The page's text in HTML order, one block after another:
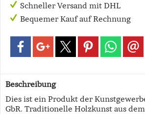
Schneller Versand mit DHL
Bequemer Kauf auf Rechnung
Beschreibung
Dies ist ein Produkt der
GbR. Traditionelle Holzkunst aus